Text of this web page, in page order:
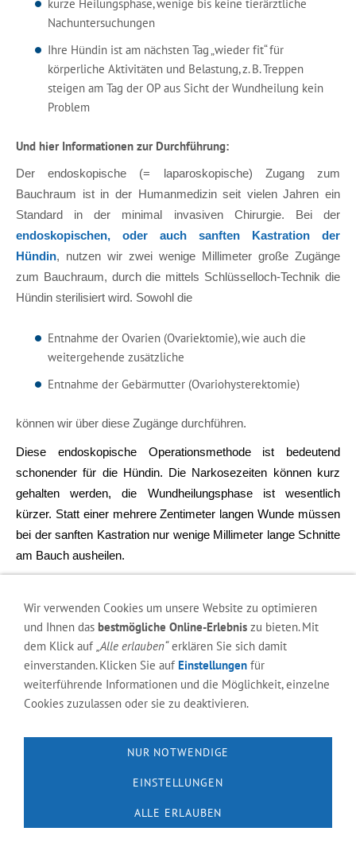
kurze Heilungsphase, wenige bis keine tierärztliche
Nachuntersuchungen
Ihre Hündin ist am nächsten Tag „wieder fit“ für
körperliche Aktivitäten und Belastung, z. B. Treppen
steigen am Tag der OP aus Sicht der Wundheilung kein
Problem
Und hier Informationen zur Durchführung:
Der endoskopische (= laparoskopische) Zugang zum
Bauchraum ist in der Humanmedizin seit vielen Jahren ein
Standard in der minimal invasiven Chirurgie. Bei der
endoskopischen, oder auch sanften Kastration der
Hündin, nutzen wir zwei wenige Millimeter große Zugänge
zum Bauchraum, durch die mittels Schlüsselloch-Technik die
Hündin sterilisiert wird. Sowohl die
Entnahme der Ovarien (Ovariektomie), wie auch die
weitergehende zusätzliche
Entnahme der Gebärmutter (Ovariohysterektomie)
können wir über diese Zugänge durchführen.
Diese endoskopische Operationsmethode ist bedeutend
schonender für die Hündin. Die Narkosezeiten können kurz
gehalten werden, die Wundheilungsphase ist wesentlich
kürzer. Statt einer mehrere Zentimeter langen Wunde müssen
bei der sanften Kastration nur wenige Millimeter lange Schnitte
am Bauch ausheilen.
abhängig von der angewandten Operationsmethode und
technischen Ausstattung des Operateurs entweder 3 oder 2
Bauchzugänge benötigt.
In unserer Praxis operieren wir mit modernsten
Endoskopie-Geräten schonend durch nur 2 kleine
ImpressumDatenschutzerklärungKontaktAnfahrtCookies
Wir verwenden Cookies um unsere Website zu optimieren
und Ihnen das bestmögliche Online-Erlebnis zu bieten. Mit
dem Klick auf „Alle erlauben“erklären Sie sich damit
einverstanden. Klicken Sie auf Einstellungen für
weiterführende Informationen und die Möglichkeit, einzelne
Cookies zuzulassen oder sie zu deaktivieren.
NUR NOTWENDIGE
EINSTELLUNGEN
ALLE ERLAUBEN